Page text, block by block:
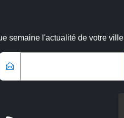
semaine l'actualité de votre ville